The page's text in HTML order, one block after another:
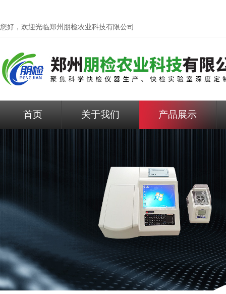
您好，欢迎光临郑州朋检农业科技有限公司
首页 关于我们 产品展示